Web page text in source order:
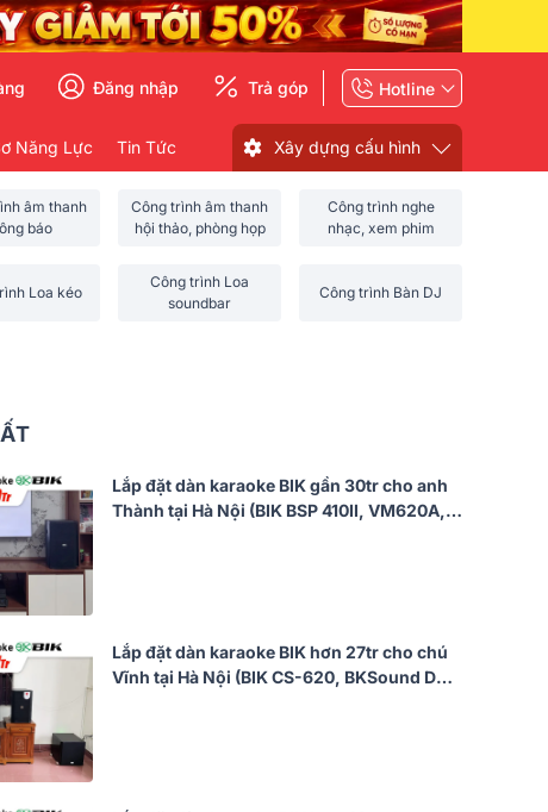
Đăng nhập Trả góp Hotline
Năng Lực Tin Tức Xây dựng cấu hình
âm thanh
báo
Công trình âm thanh
hội thảo, phòng họp
Công trình nghe
nhạc, xem phim
Loa kéo
Công trình Loa
soundbar
Công trình Bàn DJ
Lắp đặt dàn karaoke BIK gần 30tr cho anh
Thành tại Hà Nội (BIK BSP 410II, VM620A,
Lắp đặt dàn karaoke BIK hơn 27tr cho chú
Vĩnh tại Hà Nội (BIK CS-620, BKSound DKA